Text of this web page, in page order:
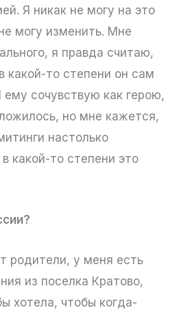
Я никак не могу на это
могу изменить. Мне
я правда считаю,
какой-то степени он сам
ему сочувствую как герою,
но мне кажется,
настолько
какой-то степени это
родители, у меня есть
из поселка Кратово,
хотела, чтобы когда-